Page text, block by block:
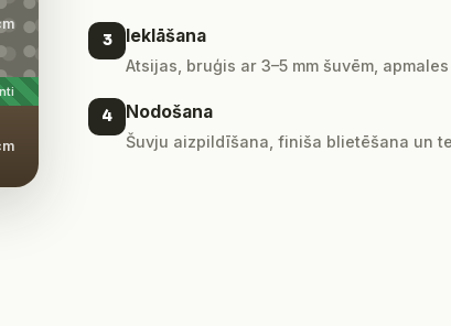
3 Ieklāšana
Atsijas, bruģis ar 3–5 mm šuvēm,
4 Nodošana
Šuvju aizpildīšana, finiša blietēšana un